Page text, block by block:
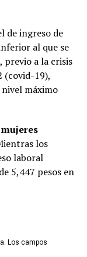
de ingreso de
al que se
a la crisis
(covid-19),
nivel máximo
mujeres
los
laboral
5,447 pesos en
Los campos